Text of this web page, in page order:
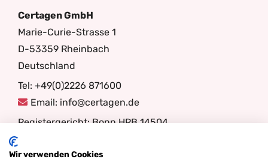
Certagen GmbH
Marie-Curie-Strasse 1
D-53359 Rheinbach
Deutschland
Tel: +49(0)2226 871600
Email: info@certagen.de
Registergericht: Bonn HRB 14504
Geschäftsführer: Prof. Dr. Ynte Schukken, Albertus
Wir verwenden Cookies